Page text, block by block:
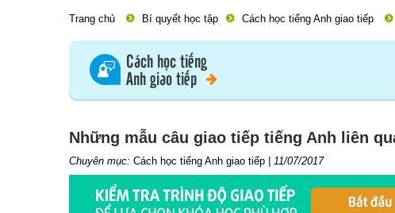
Trang chủ Bí quyết học tập Cách học tiếng Anh giao tiếp
Cách học tiếng
Anh giao tiếp
Những mẫu câu giao tiếp tiếng Anh liên
Chuyên mục: Cách học tiếng Anh giao tiếp 11/07/2017